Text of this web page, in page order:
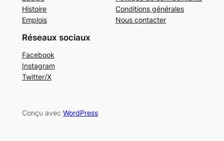
Histoire
Emplois
Conditions générales
Nous contacter
Réseaux sociaux
Facebook
Instagram
Twitter/X
Conçu avec WordPress